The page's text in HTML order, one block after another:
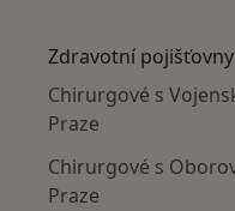
Zdravotní pojišťovny
Chirurgové s
Praze
Chirurgové s
Praze